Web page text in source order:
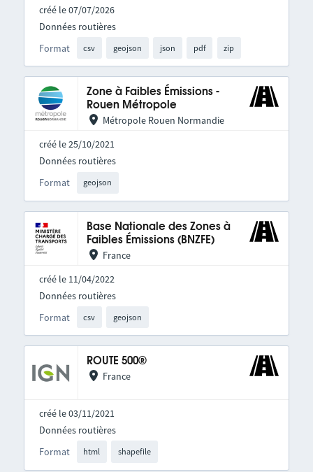
créé le 07/07/2026
Format csv geojson json pdf zip
Données routières
Zone à Faibles Émissions -
Rouen Métropole
Métropole Rouen Normandie
créé le 25/10/2021
Format geojson
Données routières
Base Nationale des Zones à
Faibles Émissions (BNZFE)
France
créé le 11/04/2022
Format csv geojson
Données routières
ROUTE 500®
France
créé le 03/11/2021
Format html shapefile
Données routières